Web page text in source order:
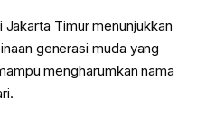
Jakarta Timur menunjukkan
generasi muda yang
mengharumkan nama